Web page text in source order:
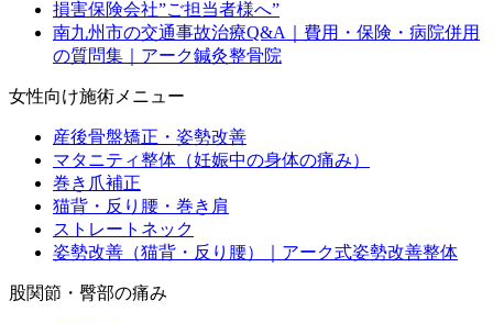
損害保険会社”ご担当者様へ”
南九州市の交通事故治療Q&A｜費用・保険・病院併用
の質問集｜アーク鍼灸整骨院
女性向け施術メニュー
産後骨盤矯正・姿勢改善
マタニティ整体（妊娠中の身体の痛み）
巻き爪補正
猫背・反り腰・巻き肩
ストレートネック
姿勢改善（猫背・反り腰）｜アーク式姿勢改善整体
股関節・臀部の痛み